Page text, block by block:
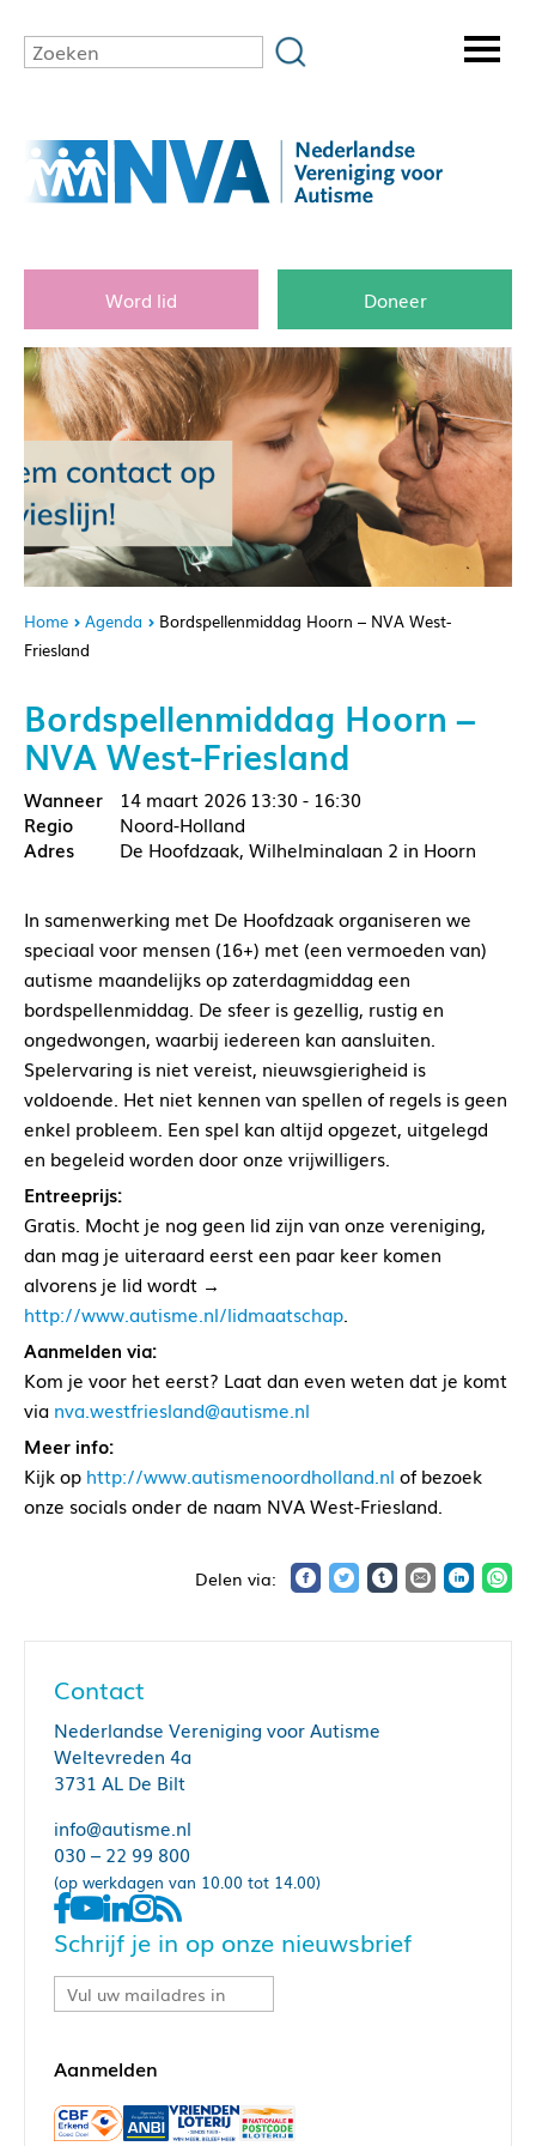
Word lid Doneer
Home Agenda
Bordspellenmiddag Hoorn – NVA West-
Friesland
Bordspellenmiddag Hoorn –
NVA West-Friesland
14 maart 2026 13:30 - 16:30
Noord-Holland
De Hoofdzaak, Wilhelminalaan 2 in Hoorn
In samenwerking met De Hoofdzaak organiseren we
speciaal voor mensen (16+) met (een vermoeden van)
autisme maandelijks op zaterdagmiddag een
bordspellenmiddag. De sfeer is gezellig, rustig en
ongedwongen, waarbij iedereen kan aansluiten.
Spelervaring is niet vereist, nieuwsgierigheid is
voldoende. Het niet kennen van spellen of regels is geen
enkel probleem. Een spel kan altijd opgezet, uitgelegd
en begeleid worden door onze vrijwilligers.
Entreeprijs:
Gratis. Mocht je nog geen lid zijn van onze vereniging,
dan mag je uiteraard eerst een paar keer komen
alvorens je lid wordt →
http://www.autisme.nl/lidmaatschap.
Aanmelden via:
Kom je voor het eerst? Laat dan even weten dat je komt
via nva.westfriesland@autisme.nl
Meer info:
Kijk op http://www.autismenoordholland.nl of bezoek
onze socials onder de naam NVA West-Friesland.
Contact
Nederlandse Vereniging voor Autisme
Weltevreden 4a
3731 AL De Bilt
info@autisme.nl
030 – 22 99 800
(op werkdagen van 10.00 tot 14.00)
Schrijf je in op onze nieuwsbrief